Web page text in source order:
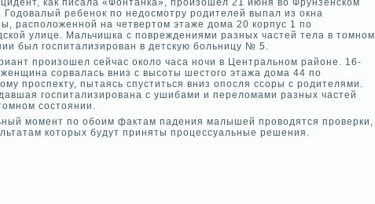
как писала «Фонтанка», произошел 21 июня во Фрунзенском
Годовалый ребенок по недосмотру родителей выпал из окна
расположенной на четве­ртом этаже дома 20 корпус 1 по
улице. Мальчишка с поврежде­ниями разных частей тела в томном
был госпитализирован в де­тскую больницу № 5.
произошел сейчас около часа ночи в Центральном районе. 16-
сорвалась вниз с высоты шестого этажа дома 44 по
проспекту, пытаясь спуститься вниз опосля ссоры с родителями.
госпитализирована с ушибами и переломами разных частей
состоянии.
момент по обоим фактам паде­ния малышей проводятся прове­рки,
которых будут приняты процессуальные решения.